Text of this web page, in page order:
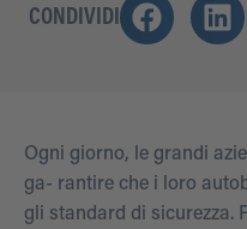
CONDIVIDI
Ogni giorno, le grandi
ga- rantire che i loro
gli standard di sicurezza.